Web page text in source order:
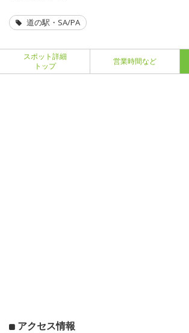
道の駅・SA/PA
スポット詳細
トップ
営業時間など
アクセス情報